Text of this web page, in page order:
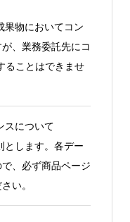
物においてコン
、業務委託先にコ
ることはできませ
スについて
します。各デー
、必ず商品ページ
い。